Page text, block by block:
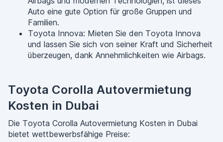
Auto eine gute Option für große Gruppen und
Familien.
Toyota Innova: Mieten Sie den Toyota Innova
und lassen Sie sich von seiner Kraft und Sicherheit
überzeugen, dank Annehmlichkeiten wie Airbags.
Toyota Corolla Autovermietung
Kosten in Dubai
Die Toyota Corolla Autovermietung Kosten in Dubai
bietet wettbewerbsfähige Preise: